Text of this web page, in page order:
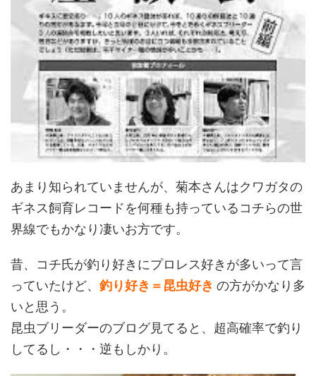
あまり知られていませんが、菊本さんはクワガタの
ギネス飼育レコードを何種も持っているコチらの世
界線でもかなり凄いお方です。
昔、コチ氏が釣り好きにプロレス好きが多いって言
っていたけど、 釣り好き＝昆虫好き の方がかなり多
いと思う。
昆虫ブリーダーのブログ見てると、超高確率で釣り
してるし・・・逆もしかり。